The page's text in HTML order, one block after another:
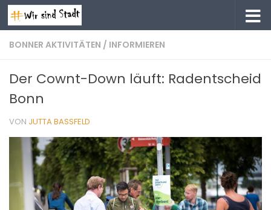
Zum Inhalt springen
BONNER AKTIVITÄTEN / INFORMIEREN
Der Cownt-Down läuft: Radentscheid
Bonn
VON JUTTA BASSFELD